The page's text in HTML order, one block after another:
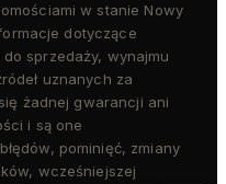
w stanie Nowy
dotyczące
sprzedaży, wynajmu
uznanych za
żadnej gwarancji ani
i są one
pominięć, zmiany
wcześniejszej